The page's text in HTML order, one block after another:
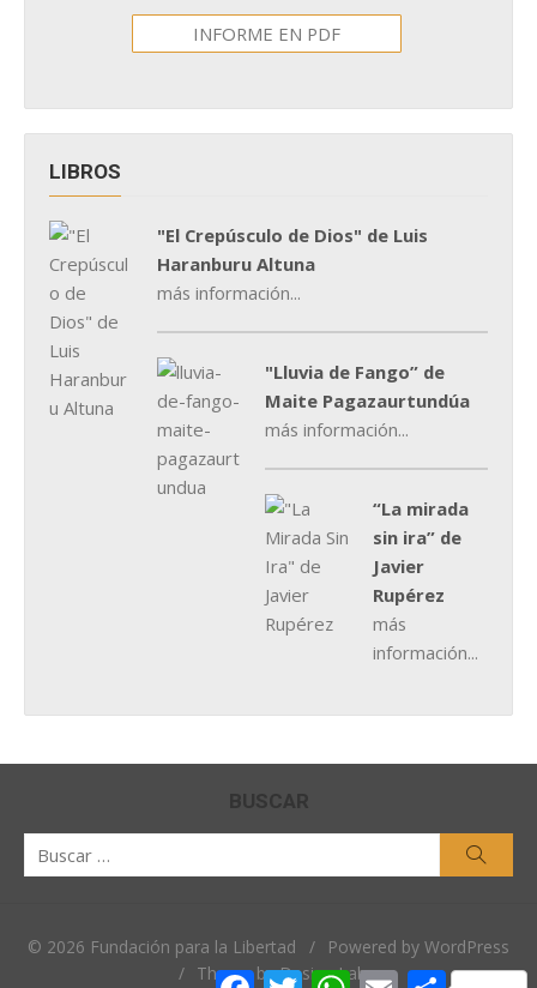
INFORME EN PDF
LIBROS
"El Crepúsculo de Dios" de Luis
Haranburu Altuna
más información...
"Lluvia de Fango” de
Maite Pagazaurtundúa
más información...
“La mirada
sin ira” de
Javier
Rupérez
más
información...
BUSCAR
© 2026 Fundación para la Libertad /
Powered by WordPress
/ Theme by Design Lab
Facebook
TwitterWhatsApp
EmailCompartir